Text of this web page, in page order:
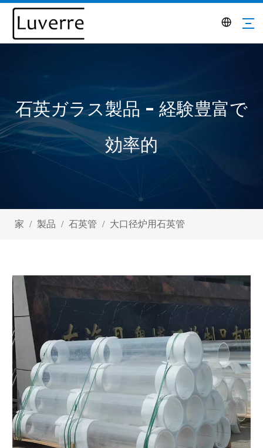
石英ガラス製品 - 経験豊富で
効率的
家 / 製品 / 石英管 / 大口径炉用石英管